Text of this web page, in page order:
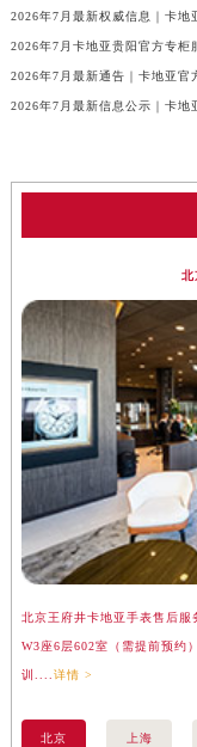
北
北京王府井卡地亚手表售后
W3座6层602室（需提前预约
训....详情 >
北京 上海